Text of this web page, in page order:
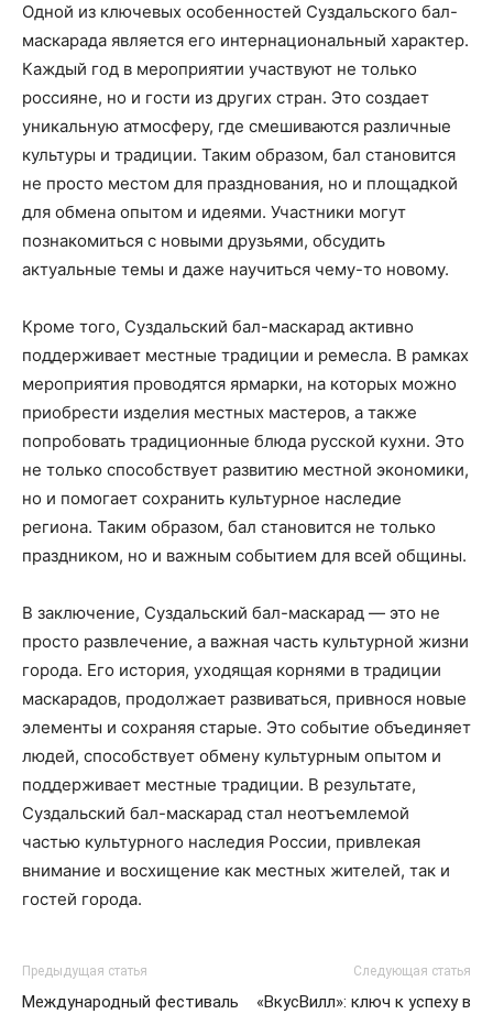
Одной из ключевых особенностей Суздальского бал-
маскарада является его интернациональный характер.
Каждый год в мероприятии участвуют не только
россияне, но и гости из других стран. Это создает
уникальную атмосферу, где смешиваются различные
культуры и традиции. Таким образом, бал становится
не просто местом для празднования, но и площадкой
для обмена опытом и идеями. Участники могут
познакомиться с новыми друзьями, обсудить
актуальные темы и даже научиться чему-то новому.
Кроме того, Суздальский бал-маскарад активно
поддерживает местные традиции и ремесла. В рамках
мероприятия проводятся ярмарки, на которых можно
приобрести изделия местных мастеров, а также
попробовать традиционные блюда русской кухни. Это
не только способствует развитию местной экономики,
но и помогает сохранить культурное наследие
региона. Таким образом, бал становится не только
праздником, но и важным событием для всей общины.
В заключение, Суздальский бал-маскарад — это не
просто развлечение, а важная часть культурной жизни
города. Его история, уходящая корнями в традиции
маскарадов, продолжает развиваться, привнося новые
элементы и сохраняя старые. Это событие объединяет
людей, способствует обмену культурным опытом и
поддерживает местные традиции. В результате,
Суздальский бал-маскарад стал неотъемлемой
частью культурного наследия России, привлекая
внимание и восхищение как местных жителей, так и
гостей города.
Предыдущая статья
Международный фестиваль
Следующая статья
«ВкусВилл»: ключ к успеху в